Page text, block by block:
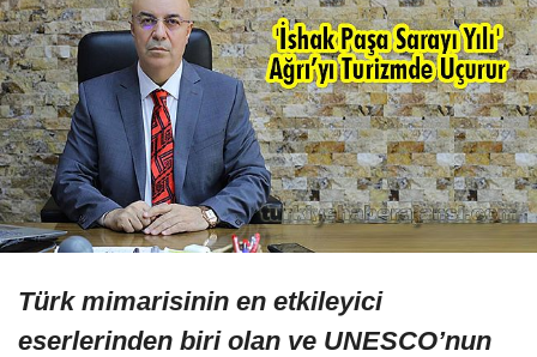
Türk mimarisinin en etkileyici
eserlerinden biri olan ve UNESCO’nun